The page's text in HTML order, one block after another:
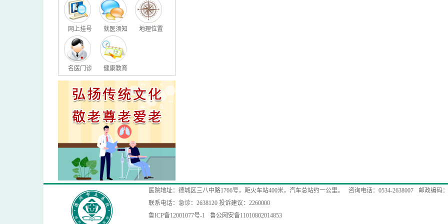
网上挂号 就医须知 地理位置
名医门诊 健康教育
医院地址：德城区三八中路1766号，距火车站400米，汽车总站约一公里。 咨询电话：0534-2638007
邮政编码
联系电话：急诊：2638120 投诉建议：2260000
鲁ICP备12001077号-1
鲁公网安备11010802014853